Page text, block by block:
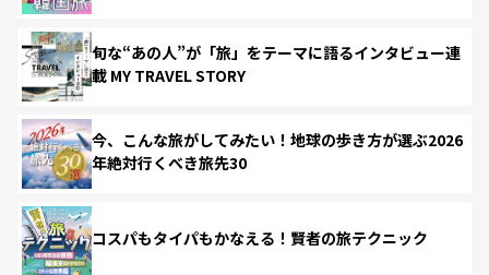
旬な“あの人”が「旅」をテーマに語るインタビュー連
載 MY TRAVEL STORY
今、こんな旅がしてみたい！地球の歩き方が選ぶ2026
年絶対行くべき旅先30
コスパもタイパもかなえる！賢者の旅テクニック